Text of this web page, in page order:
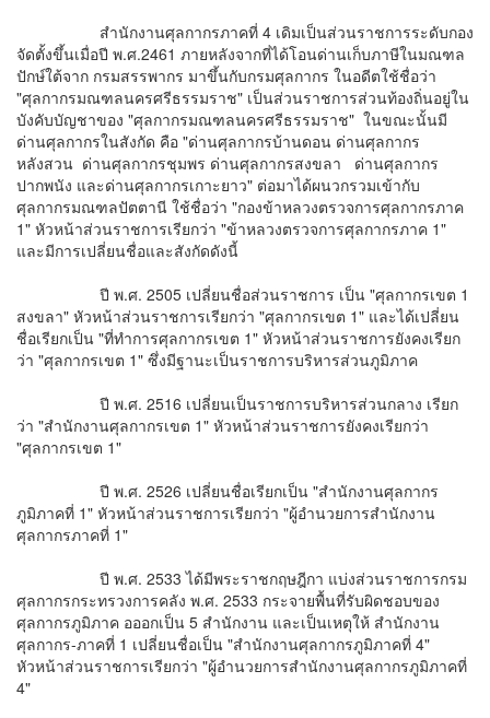
สำนักงานศุลกากรภาคที่ 4 เดิมเป็นส่วนราชการระดับกอง
จัดตั้งขึ้นเมื่อปี พ.ศ.2461 ภายหลังจากที่ได้โอนด่านเก็บภาษีในมณฑล
ปักษ์ใต้จาก กรมสรรพากร มาขึ้นกับกรมศุลกากร ในอดีตใช้ชื่อว่า
"ศุลกากรมณฑลนครศรีธรรมราช" เป็นส่วนราชการส่วนท้องถิ่นอยู่ใน
บังคับบัญชาของ "ศุลกากรมณฑลนครศรีธรรมราช" ในขณะนั้นมี
ด่านศุลกากรในสังกัด คือ "ด่านศุลกากรบ้านดอน ด่านศุลกากร
หลังสวน ด่านศุลกากรชุมพร ด่านศุลกากรสงขลา ด่านศุลกากร
ปากพนัง และด่านศุลกากรเกาะยาว" ต่อมาได้ผนวกรวมเข้ากับ
ศุลกากรมณฑลปัตตานี ใช้ชื่อว่า "กองข้าหลวงตรวจการศุลกากรภาค
1" หัวหน้าส่วนราชการเรียกว่า "ข้าหลวงตรวจการศุลกากรภาค 1"
และมีการเปลี่ยนชื่อและสังกัดดังนี้
ปี พ.ศ. 2505 เปลี่ยนชื่อส่วนราชการ เป็น "ศุลกากรเขต 1
สงขลา" หัวหน้าส่วนราชการเรียกว่า "ศุลกากรเขต 1" และได้เปลี่ยน
ชื่อเรียกเป็น "ที่ทำการศุลกากรเขต 1" หัวหน้าส่วนราชการยังคงเรียก
ว่า "ศุลกากรเขต 1" ซึ่งมีฐานะเป็นราชการบริหารส่วนภูมิภาค
ปี พ.ศ. 2516 เปลี่ยนเป็นราชการบริหารส่วนกลาง เรียก
ว่า "สำนักงานศุลกากรเขต 1" หัวหน้าส่วนราชการยังคงเรียกว่า
"ศุลกากรเขต 1"
ปี พ.ศ. 2526 เปลี่ยนชื่อเรียกเป็น "สำนักงานศุลกากร
ภูมิภาคที่ 1" หัวหน้าส่วนราชการเรียกว่า "ผู้อำนวยการสำนักงาน
ศุลกากรภาคที่ 1"
ปี พ.ศ. 2533 ได้มีพระราชกฤษฎีกา แบ่งส่วนราชการกรม
ศุลกากรกระทรวงการคลัง พ.ศ. 2533 กระจายพื้นที่รับผิดชอบของ
ศุลกากรภูมิภาค อออกเป็น 5 สำนักงาน และเป็นเหตุให้ สำนักงาน
ศุลกากร-ภาคที่ 1 เปลี่ยนชื่อเป็น "สำนักงานศุลกากรภูมิภาคที่ 4"
หัวหน้าส่วนราชการเรียกว่า "ผู้อำนวยการสำนักงานศุลกากรภูมิภาคที่
4"